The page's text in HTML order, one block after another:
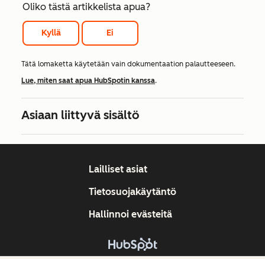
Oliko tästä artikkelista apua?
Kyllä Ei
Tätä lomaketta käytetään vain dokumentaation palautteeseen.
Lue, miten saat apua HubSpotin kanssa.
Asiaan liittyvä sisältö
Lailliset asiat
Tietosuojakäytäntö
Hallinnoi evästeitä